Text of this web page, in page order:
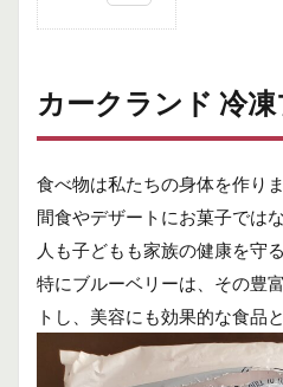
ラ
ン
冷
ブ
ル
ベ
リ
ー
1.1
カークランド 冷
食べ物は私たちの身体を作りま
間食やデザートにお菓子では
人も子どもも家族の健康を守
特にブルーベリーは、その豊
トし、美容にも効果的な食品